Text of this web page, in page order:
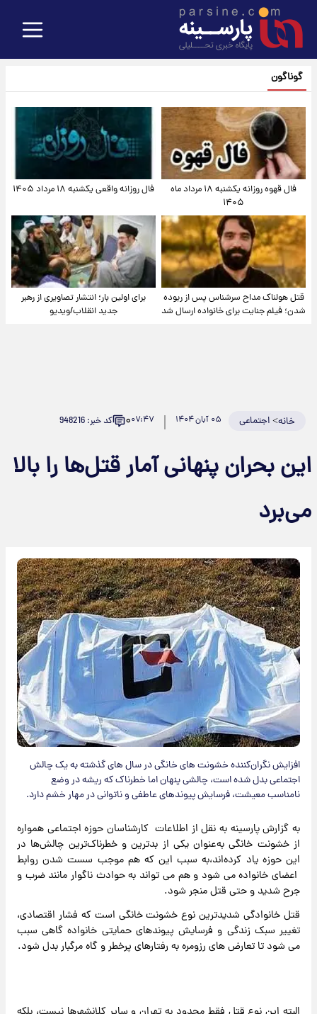
گوناگون
فال قهوه روزانه یکشنبه ۱۸ مرداد ماه
۱۴۰۵
فال روزانه واقعی یکشنبه ۱۸ مرداد ۱۴۰۵
قتل هولناک مداح سرشناس پس از ربوده
شدن؛ فیلم جنایت برای خانواده ارسال شد
برای اولین بار؛ انتشار تصاویری از رهبر
جدید انقلاب/ویدیو
خانه>اجتماعی ۰۵ آبان ۱۴۰۴ ۰۷:۴۷۰ کد خبر: 948216
این بحران پنهانی آمار قتل‌ها را بالا
می‌برد
افزایش نگران‌کننده خشونت های خانگی در سال های گذشته به یک چالش
اجتماعی بدل شده است، چالشی پنهان اما خطرناک که ریشه در وضع
نامناسب معیشت، فرسایش پیوندهای عاطفی و ناتوانی در مهار خشم دارد.
به گزارش پارسینه به نقل از اطلاعات کارشناسان حوزه اجتماعی همواره
از خشونت‌ خانگی به‌عنوان یکی از بدترین و خطرناک‌ترین چالش‌ها در
این حوزه یاد کرده‌اند،به سبب این که هم موجب سست شدن روابط
اعضای خانواده می شود و هم می تواند به حوادث ناگوار مانند ضرب و
جرح شدید و حتی قتل منجر شود.
قتل خانوادگی شدیدترین نوع خشونت خانگی است که فشار اقتصادی،
تغییر سبک زندگی و فرسایش پیوندهای حمایتی خانواده گاهی سبب
می شود تا تعارض های رزومره به رفتارهای پرخطر و گاه مرگبار بدل شود.